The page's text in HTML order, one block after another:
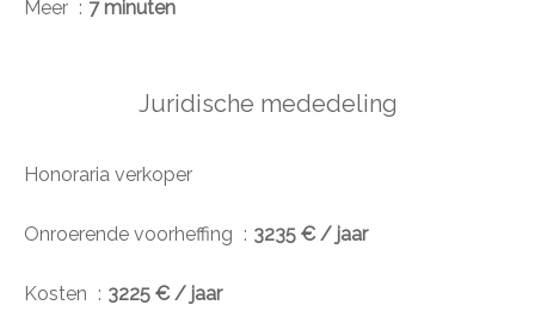
Meer 7 minuten
Juridische mededeling
Honoraria verkoper
Onroerende voorheffing 3235 € / jaar
Kosten 3225 € / jaar